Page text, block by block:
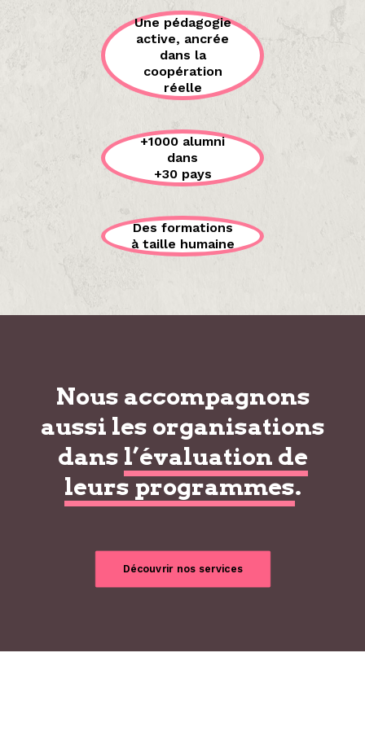
Une pédagogie
active, ancrée
dans la
coopération
réelle
+1000 alumni
dans
+30 pays
Des formations
à taille humaine
Nous accompagnons
aussi les organisations
dans l’évaluation de
leurs programmes.
Découvrir nos services